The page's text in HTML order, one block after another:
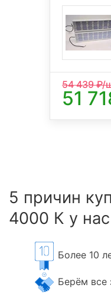
54 439₽/
51
5 причин
4000 К у нас
Более 10
Берём все